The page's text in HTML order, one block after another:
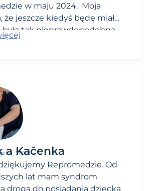
w maju 2024. Moja
że jeszcze kiedyś będę miała
była tak nieprawdopodobna,
już nawet adopcję.
a Kačenka
2025
Repromedzie. Od
lat mam syndrom
droga do posiadania dziecka